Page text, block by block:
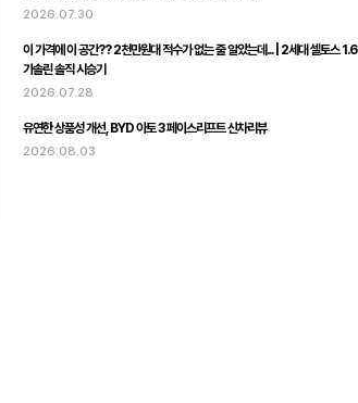
2026.07.30
이 가격에 이 공간?? 2천만원대 적수가 없는 줄 알았는데... | 2세대 셀토스 1.6
가솔린 솔직 시승기
2026.07.28
유연한 상품성 개선, BYD 아토 3 페이스리프트 신차리뷰
2026.08.03